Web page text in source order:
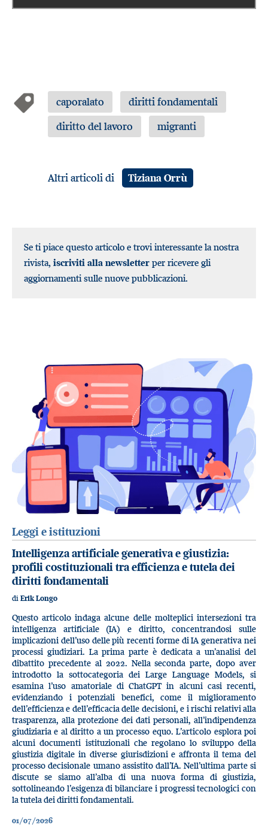
caporalato
diritti fondamentali
diritto del lavoro
migranti
Altri articoli di Tiziana Orrù
Se ti piace questo articolo e trovi interessante la nostra
rivista, iscriviti alla newsletter per ricevere gli
aggiornamenti sulle nuove pubblicazioni.
Leggi e istituzioni
Intelligenza artificiale generativa e giustizia:
profili costituzionali tra efficienza e tutela dei
diritti fondamentali
di Erik Longo
Questo articolo indaga alcune delle molteplici intersezioni tra
intelligenza artificiale (IA) e diritto, concentrandosi sulle
implicazioni dell’uso delle più recenti forme di IA generativa nei
processi giudiziari. La prima parte è dedicata a un’analisi del
dibattito precedente al 2022. Nella seconda parte, dopo aver
introdotto la sottocategoria dei Large Language Models, si
esamina l’uso amatoriale di ChatGPT in alcuni casi recenti,
evidenziando i potenziali benefici, come il miglioramento
dell’efficienza e dell’efficacia delle decisioni, e i rischi relativi alla
trasparenza, alla protezione dei dati personali, all’indipendenza
giudiziaria e al diritto a un processo equo. L’articolo esplora poi
alcuni documenti istituzionali che regolano lo sviluppo della
giustizia digitale in diverse giurisdizioni e affronta il tema del
processo decisionale umano assistito dall’IA. Nell’ultima parte si
discute se siamo all’alba di una nuova forma di giustizia,
sottolineando l’esigenza di bilanciare i progressi tecnologici con
la tutela dei diritti fondamentali.
01/07/2026